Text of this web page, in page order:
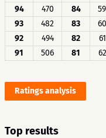
94
470 84
93
482 83
92
494 82
91
506 81
Ratings analysis
Top results